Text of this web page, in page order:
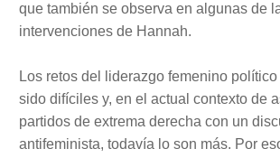
que también se observa en algunas de
intervenciones de Hannah.
Los retos del liderazgo femenino
sido difíciles y, en el actual contexto de
partidos de extrema derecha con un
antifeminista, todavía lo son más. Por